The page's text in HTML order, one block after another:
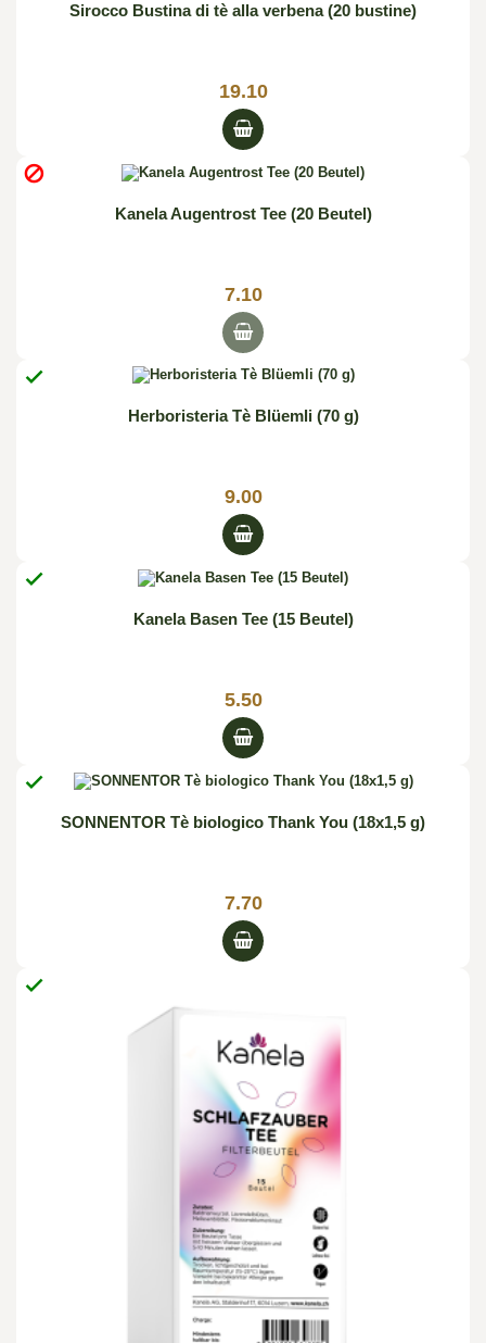
Sirocco Bustina di tè alla verbena (20 bustine)
19.10

Kanela Augentrost Tee (20 Beutel)
7.10

Herboristeria Tè Blüemli (70 g)
9.00

Kanela Basen Tee (15 Beutel)
5.50

SONNENTOR Tè biologico Thank You (18x1,5 g)
7.70
